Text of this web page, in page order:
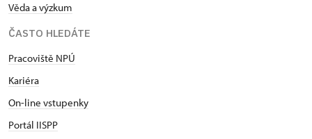
Věda a výzkum
ČASTO HLEDÁTE
Pracoviště NPÚ
Kariéra
On-line vstupenky
Portál IISPP